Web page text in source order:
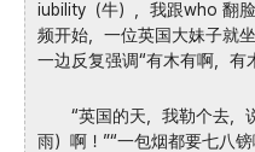
iubility（牛），我跟who 翻
频开始，一位英国大妹子就
一边反复强调“有木有啊，有
“英国的天，我勒个去，
雨）啊！”“一包烟都要七八